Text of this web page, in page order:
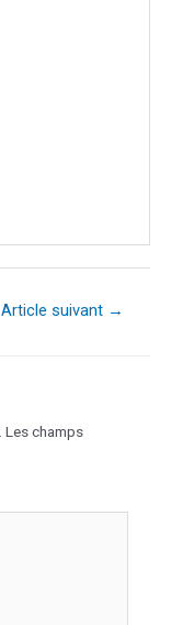
Article suivant →
Les champs